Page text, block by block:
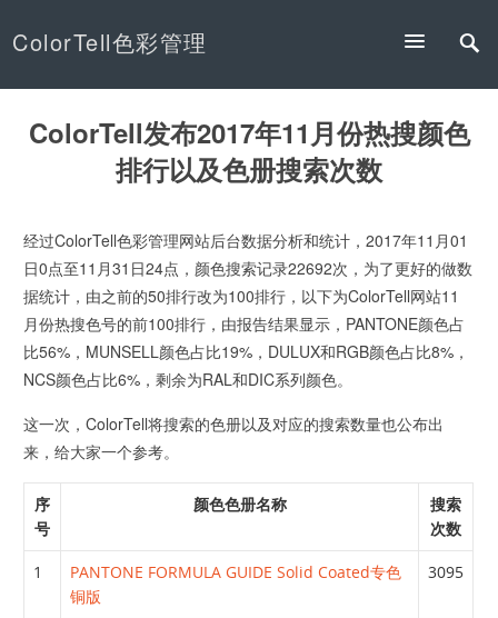
ColorTell色彩管理
ColorTell发布2017年11月份热搜颜色
排行以及色册搜索次数
经过ColorTell色彩管理网站后台数据分析和统计，2017年11月01
日0点至11月31日24点，颜色搜索记录22692次，为了更好的做数
据统计，由之前的50排行改为100排行，以下为ColorTell网站11
月份热搜色号的前100排行，由报告结果显示，PANTONE颜色占
比56%，MUNSELL颜色占比19%，DULUX和RGB颜色占比8%，
NCS颜色占比6%，剩余为RAL和DIC系列颜色。
这一次，ColorTell将搜索的色册以及对应的搜索数量也公布出
来，给大家一个参考。
序
号
颜色色册名称
搜索
次数
1
PANTONE FORMULA GUIDE Solid Coated专色
铜版
3095